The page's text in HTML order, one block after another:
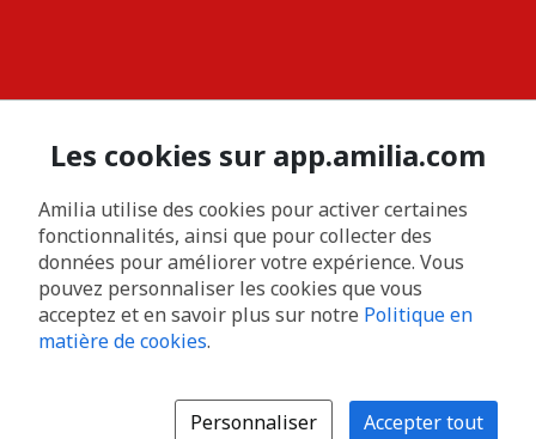
Les cookies sur app.amilia.com
Amilia utilise des cookies pour activer certaines
fonctionnalités, ainsi que pour collecter des
données pour améliorer votre expérience. Vous
pouvez personnaliser les cookies que vous
acceptez et en savoir plus sur notre Politique en
matière de cookies.
Personnaliser Accepter tout